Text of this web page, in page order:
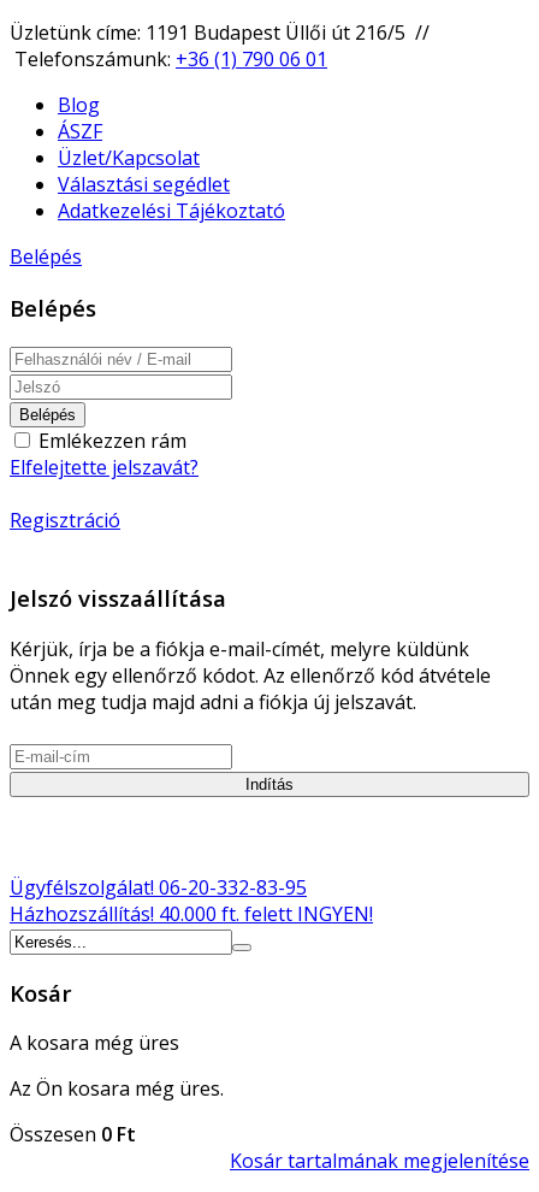
Üzletünk címe: 1191 Budapest Üllői út 216/5 //
Telefonszámunk: +36 (1) 790 06 01
Blog
ÁSZF
Üzlet/Kapcsolat
Választási segédlet
Adatkezelési Tájékoztató
Belépés
Belépés
Belépés
Emlékezzen rám
Elfelejtette jelszavát?
Regisztráció
Jelszó visszaállítása
Kérjük, írja be a fiókja e-mail-címét, melyre küldünk
Önnek egy ellenőrző kódot. Az ellenőrző kód átvétele
után meg tudja majd adni a fiókja új jelszavát.
Indítás
Ügyfélszolgálat! 06-20-332-83-95
Házhozszállítás! 40.000 ft. felett INGYEN!
Kosár
A kosara még üres
Az Ön kosara még üres.
Összesen 0 Ft
Kosár tartalmának megjelenítése